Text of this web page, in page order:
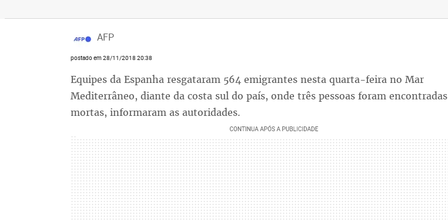
AFP
postado em 28/11/2018 20:38
Equipes da Espanha resgataram 564 emigrantes nesta quarta-feira no Mar
Mediterrâneo, diante da costa sul do país, onde três pessoas foram encontradas
mortas, informaram as autoridades.